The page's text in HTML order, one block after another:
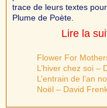
trace de leurs textes
Plume de Poète.
Lire la
Flower For
L’hiver chez soi –
L’entrain de l’an
Noël – David